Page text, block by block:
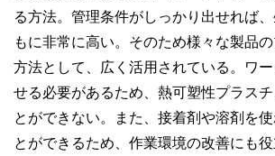
る方法。管理条件がしっかり出せれば
もに非常に高い。そのため様々な製品
方法として、広く活用されている。ワ
せる必要があるため、熱可塑性プラス
とができない。また、接着剤や溶剤を
とができるため、作業環境の改善にも